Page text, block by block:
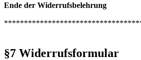
Ende der Widerrufsbelehrung
§7 Widerrufsformular